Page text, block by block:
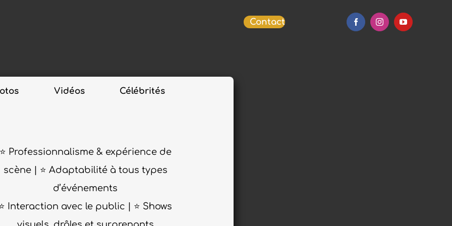
Vidéos Célébrités
⭐ Professionnalisme & expérience de
scène | ⭐ Adaptabilité à tous types
d’événements
Interaction avec le public | ⭐ Shows
Contact